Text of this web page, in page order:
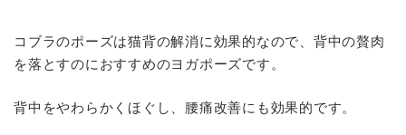
コブラのポーズは猫背の解消に効果的なので、背中の贅肉
を落とすのにおすすめのヨガポーズです。
背中をやわらかくほぐし、腰痛改善にも効果的です。